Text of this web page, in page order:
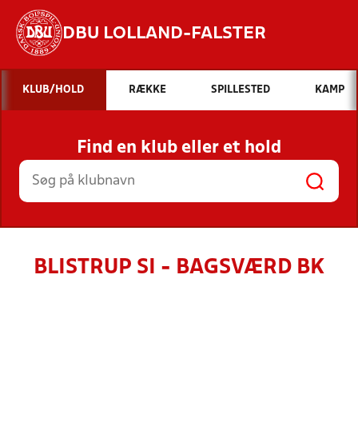
DBU LOLLAND-FALSTER
Hvad vil du søge efter?
INDHOLD OG NYHEDER
STILLINGER, RESULTATER, KLUBBER OG
HOLD
KLUB/HOLD RÆKKE SPILLESTED KAMP
Find en klub eller et hold
BLISTRUP SI - BAGSVÆRD BK